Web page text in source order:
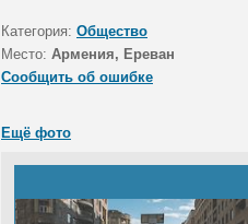
Категория: Общество
Место: Армения, Ереван
Сообщить об ошибке
Ещё фото